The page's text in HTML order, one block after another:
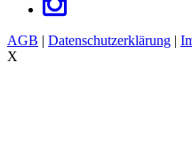
AGB | Datenschutzerklärung |
X